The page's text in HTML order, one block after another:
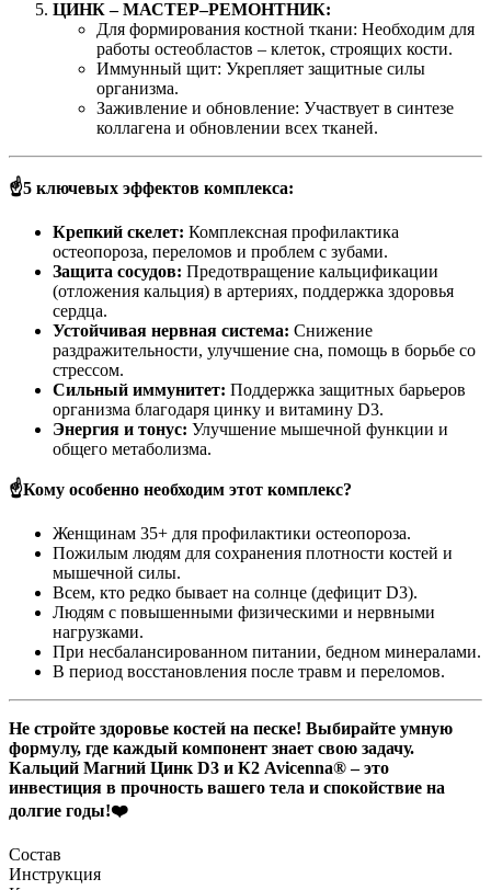
ЦИНК – МАСТЕР–РЕМОНТНИК:
Для формирования костной ткани: Необходим для
работы остеобластов – клеток, строящих кости.
Иммунный щит: Укрепляет защитные силы
организма.
Заживление и обновление: Участвует в синтезе
коллагена и обновлении всех тканей.
☝️5 ключевых эффектов комплекса:
Крепкий скелет: Комплексная профилактика
остеопороза, переломов и проблем с зубами.
Защита сосудов: Предотвращение кальцификации
(отложения кальция) в артериях, поддержка здоровья
сердца.
Устойчивая нервная система: Снижение
раздражительности, улучшение сна, помощь в борьбе со
стрессом.
Сильный иммунитет: Поддержка защитных барьеров
организма благодаря цинку и витамину D3.
Энергия и тонус: Улучшение мышечной функции и
общего метаболизма.
☝️Кому особенно необходим этот комплекс?
Женщинам 35+ для профилактики остеопороза.
Пожилым людям для сохранения плотности костей и
мышечной силы.
Всем, кто редко бывает на солнце (дефицит D3).
Людям с повышенными физическими и нервными
нагрузками.
При несбалансированном питании, бедном минералами.
В период восстановления после травм и переломов.
Не стройте здоровье костей на песке! Выбирайте умную
формулу, где каждый компонент знает свою задачу.
Кальций Магний Цинк D3 и К2 Avicenna® – это
инвестиция в прочность вашего тела и спокойствие на
долгие годы!❤️
Состав
Инструкция